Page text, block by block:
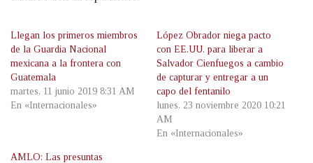
Llegan los primeros miembros
de la Guardia Nacional
mexicana a la frontera con
Guatemala
martes, 11 junio 2019 8:31 AM
En «Internacionales»
López Obrador niega pacto
con EE.UU. para liberar a
Salvador Cienfuegos a cambio
de capturar y entregar a un
capo del fentanilo
lunes, 23 noviembre 2020 10:21
AM
En «Internacionales»
AMLO: Las presuntas